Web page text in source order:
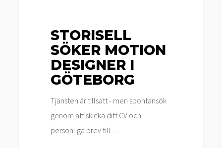
STORISELL
SÖKER MOTION
DESIGNER I
GÖTEBORG
Tjänsten är tillsatt - men spontansök
genom att skicka ditt CV och
personliga brev till…